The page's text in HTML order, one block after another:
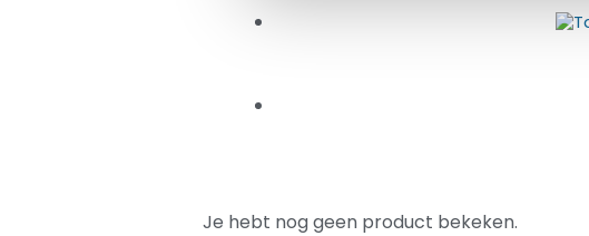
Je hebt nog geen product bekeken.